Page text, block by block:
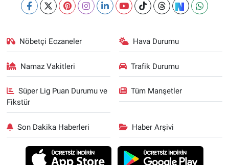
Nöbetçi Eczaneler Hava Durumu
Namaz Vakitleri Trafik Durumu
Süper Lig Puan Durumu ve
Fikstür
Tüm Manşetler
Son Dakika Haberleri Haber Arşivi